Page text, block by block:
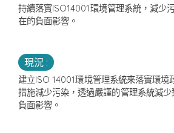
持續落實ISO14001環境管理系統，減少
在的負面影響。
現況 :
建立ISO 14001環境管理系統來落實環境
措施減少污染，透過嚴謹的管理系統減
負面影響。